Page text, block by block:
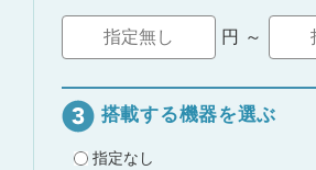
円 ～
搭載する機器を選ぶ
指定なし